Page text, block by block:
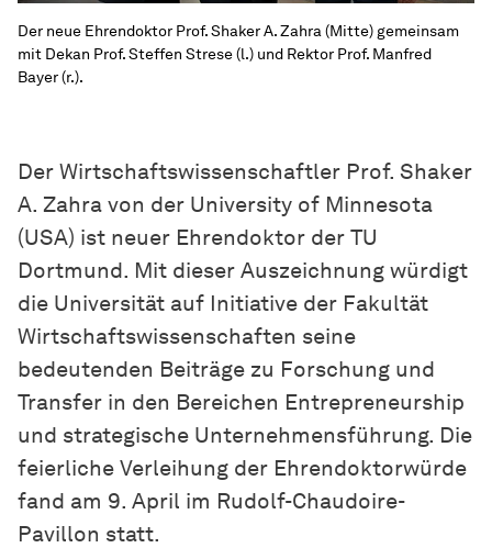
Der neue Ehrendoktor Prof. Shaker A. Zahra (Mitte) gemeinsam
mit Dekan Prof. Steffen Strese (l.) und Rektor Prof. Manfred
Bayer (r.).
Der Wirtschaftswissenschaftler Prof. Shaker
A. Zahra von der University of Minnesota
(USA) ist neuer Ehrendoktor der TU
Dortmund. Mit dieser Auszeichnung würdigt
die Universität auf Initiative der Fakultät
Wirtschaftswissenschaften seine
bedeutenden Beiträge zu Forschung und
Transfer in den Bereichen Entrepreneurship
und strategische Unternehmensführung. Die
feierliche Verleihung der Ehrendoktorwürde
fand am 9. April im Rudolf-Chaudoire-
Pavillon statt.